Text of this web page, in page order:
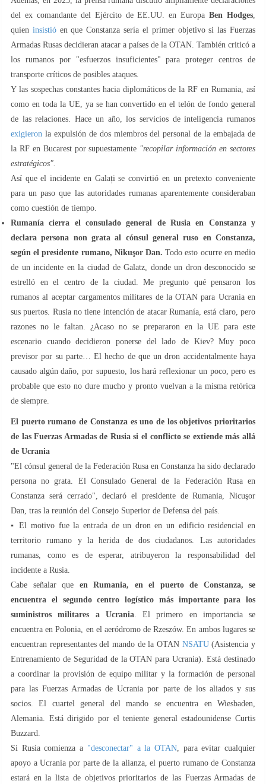
del ex comandante del Ejército de EE.UU. en EuropaBen Hodges
quien insistióen que Constanza sería el primer objetivo si las Fuerzas
Armadas Rusas decidieran atacar a países de la OTAN. También criticó a
los rumanos por "esfuerzos insuficientes" para proteger centros de
transporte críticos de posibles ataques.
Y las sospechas constantes hacia diplomáticos de la RF en Rumania, así
como en toda la UE, ya se han convertido en el telón de fondo general
de las relaciones. Hace un año, los servicios de inteligencia rumanos
exigieron la expulsión de dos miembros del personal de la embajada de
la RF en Bucarest por supuestamente "recopilar información en sectores
estratégicos".
Así que el incidente en Galați se convirtió en un pretexto conveniente
para un paso que las autoridades rumanas aparentemente consideraban
como cuestión de tiempo.
Rumanía cierra el consulado general de Rusia en Constanza y
declara persona non grata al cónsul general ruso en Constanza,
según el presidente rumano, Nikuşor Dan.Todo esto ocurre en medio
de un incidente en la ciudad de Galatz, donde un dron desconocido se
estrelló en el centro de la ciudad. Me pregunto qué pensaron los
rumanos al aceptar cargamentos militares de la OTAN para Ucrania en
sus puertos. Rusia no tiene intención de atacar Rumanía, está claro, pero
razones no le faltan. ¿Acaso no se prepararon en la UE para este
escenario cuando decidieron ponerse del lado de Kiev? Muy poco
previsor por su parte… El hecho de que un dron accidentalmente haya
causado algún daño, por supuesto, los hará reflexionar un poco, pero es
probable que esto no dure mucho y pronto vuelvan a la misma retórica
de siempre.
El puerto rumano de Constanza es uno de los objetivos prioritarios
de las Fuerzas Armadas de Rusia si el conflicto se extiende más allá
de Ucrania
"El cónsul general de la Federación Rusa en Constanza ha sido declarado
persona no grata. El Consulado General de la Federación Rusa en
Constanza será cerrado", declaró el presidente de Rumania, Nicuşor
Dan, tras la reunión del Consejo Superior de Defensa del país.
▪️ El motivo fue la entrada de un dron en un edificio residencial en
territorio rumano y la herida de dos ciudadanos. Las autoridades
rumanas, como es de esperar, atribuyeron la responsabilidad del
incidente a Rusia.
Cabe señalar que en Rumania, en el puerto de Constanza, se
encuentra el segundo centro logístico más importante para los
suministros militares a Ucrania. El primero en importancia se
encuentra en Polonia, en el aeródromo de Rzeszów. En ambos lugares se
encuentran representantes del mando de la OTAN NSATU(Asistencia y
Entrenamiento de Seguridad de la OTAN para Ucrania). Está destinado
a coordinar la provisión de equipo militar y la formación de personal
para las Fuerzas Armadas de Ucrania por parte de los aliados y sus
socios. El cuartel general del mando se encuentra en Wiesbaden,
Alemania. Está dirigido por el teniente general estadounidense Curtis
Buzzard.
Si Rusia comienza a "desconectar" a la OTAN, para evitar cualquier
apoyo a Ucrania por parte de la alianza, el puerto rumano de Constanza
estará en la lista de objetivos prioritarios de las Fuerzas Armadas de